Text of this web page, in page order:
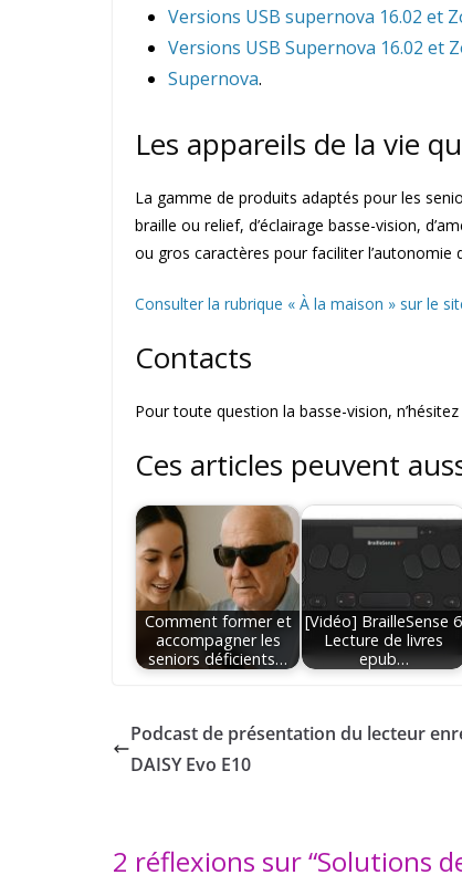
Versions USB supernova 16.02 et
Versions USB Supernova 16.02 et
Supernova.
Les appareils de la vie
La gamme de produits adaptés pour les
braille ou relief, d’éclairage basse-vision,
ou gros caractères pour faciliter l’autonomie
Consulter la rubrique « À la maison » sur le
Contacts
Pour toute question la basse-vision, n’hésitez
Ces articles peuvent
Comment former et
accompagner les
seniors déficients…
[Vidéo] BrailleSense 6
Lecture de livres
epub…
Podcast de présentation du lecteur
DAISY Evo E10
2 réflexions sur “Solutions